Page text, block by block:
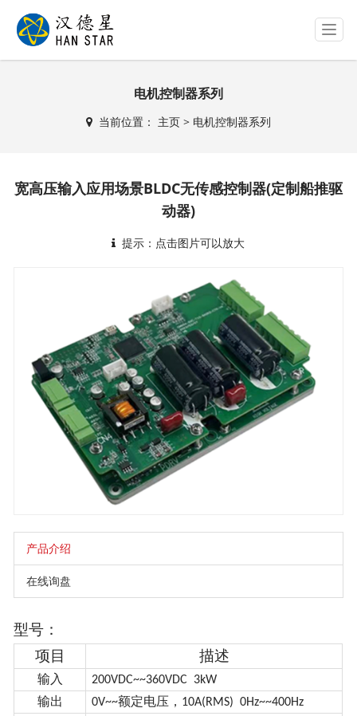
T
o
g
g
电机控制器系列
当前位置： 主页> 电机控制器系列
宽高压输入应用场景BLDC无传感控制器(定制船推驱
动器)
提示：点击图片可以放大
产品介绍
在线询盘
型号：
项目
描述
输入 200VDC~~360VDC 3kW
输出 0V~~额定电压， 10A(RMS) 0Hz~~400Hz